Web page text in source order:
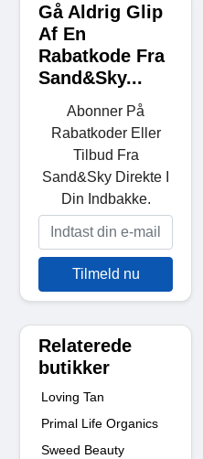
Gå Aldrig Glip
Af En
Rabatkode Fra
Sand&Sky...
Abonner På
Rabatkoder Eller
Tilbud Fra
Sand&Sky Direkte I
Din Indbakke.
Tilmeld nu
Relaterede
butikker
Loving Tan
Primal Life Organics
Sweed Beauty